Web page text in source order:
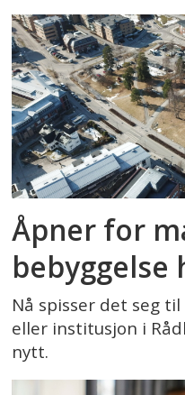
Åpner for
bebyggelse
Nå spisser det seg
eller institusjon i
nytt.